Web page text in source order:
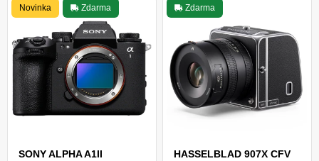
Novinka Zdarma
SONY ALPHA A1II
Zdarma
HASSELBLAD 907X CFV